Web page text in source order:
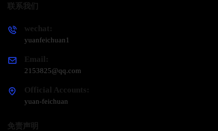
联系我们
wechat:
yuanfeichuan1
Email:
2153825@qq.com
Official Accounts:
yuan-feichuan
免责声明